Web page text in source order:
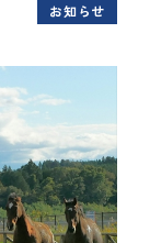
お知らせ